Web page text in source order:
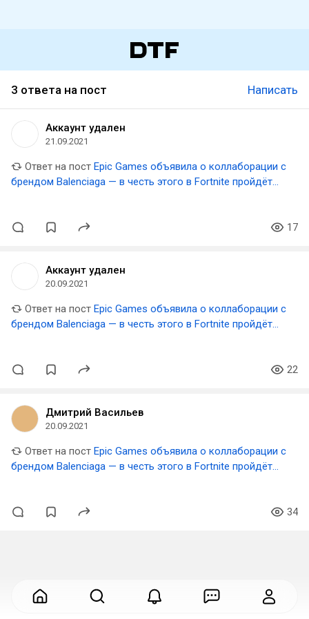
3 ответа на пост Написать
Аккаунт удален
21.09.2021
Ответ на пост Epic Games объявила о коллаборации с
брендом Balenciaga — в честь этого в Fortnite пройдёт
17
Аккаунт удален
20.09.2021
Ответ на пост Epic Games объявила о коллаборации с
брендом Balenciaga — в честь этого в Fortnite пройдёт
22
Дмитрий Васильев
20.09.2021
Ответ на пост Epic Games объявила о коллаборации с
брендом Balenciaga — в честь этого в Fortnite пройдёт
34